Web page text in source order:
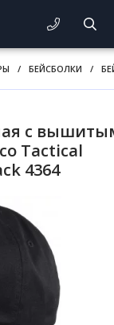
/ БЕЙСБОЛКИ /
с
Tactical
4364